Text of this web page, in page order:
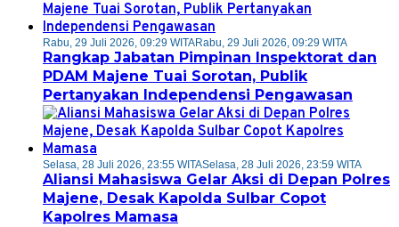
Rabu, 29 Juli 2026, 09:29 WITARabu, 29 Juli 2026, 09:29 WITA
Rangkap Jabatan Pimpinan Inspektorat dan
PDAM Majene Tuai Sorotan, Publik
Pertanyakan Independensi Pengawasan
Selasa, 28 Juli 2026, 23:55 WITASelasa, 28 Juli 2026, 23:59 WITA
Aliansi Mahasiswa Gelar Aksi di Depan Polres
Majene, Desak Kapolda Sulbar Copot
Kapolres Mamasa